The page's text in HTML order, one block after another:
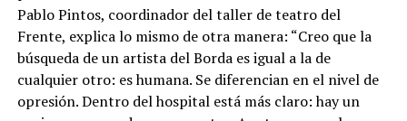
Pablo Pintos, coordinador del taller de teatro del
Frente, explica lo mismo de otra manera: “Creo que la
búsqueda de un artista del Borda es igual a la de
cualquier otro: es humana. Se diferencian en el nivel de
opresión. Dentro del hospital está más claro: hay un